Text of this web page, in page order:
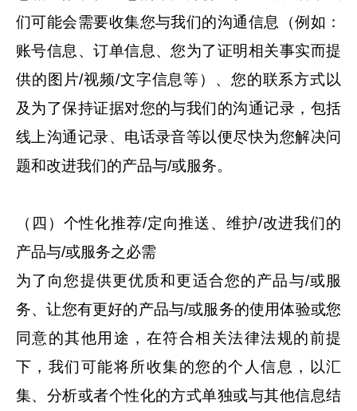
们可能会需要收集您与我们的沟通信息（例如：
账号信息、订单信息、您为了证明相关事实而提
供的图片/视频/文字信息等）、您的联系方式以
及为了保持证据对您的与我们的沟通记录，包括
线上沟通记录、电话录音等以便尽快为您解决问
题和改进我们的产品与/或服务。
（四）个性化推荐/定向推送、维护/改进我们的
产品与/或服务之必需
为了向您提供更优质和更适合您的产品与/或服
务、让您有更好的产品与/或服务的使用体验或您
同意的其他用途，在符合相关法律法规的前提
下，我们可能将所收集的您的个人信息，以汇
集、分析或者个性化的方式单独或与其他信息结